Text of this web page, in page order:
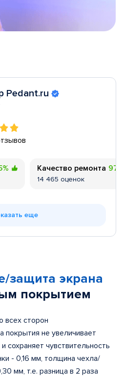
Pedant.ru
Качество ремонта 97%
14 465 оценок
еще
защита экрана
покрытием
всех сторон
покрытия не увеличивает
сохраняет чувствительность
- 0,16 мм, толщина чехла/
мм, т.е. разница в 2 раза